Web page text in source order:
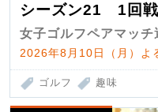
シーズン21 1回
女子ゴルフペアマッチ
2026年8月10日（月）よ
ゴルフ 趣味